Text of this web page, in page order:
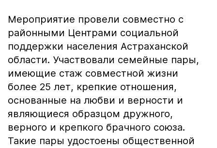
Мероприятие провели совместно с
районными Центрами социальной
поддержки населения Астраханской
области. Участвовали семейные пары,
имеющие стаж совместной жизни
более 25 лет, крепкие отношения,
основанные на любви и верности и
являющиеся образцом дружного,
верного и крепкого брачного союза.
Такие пары удостоены общественной